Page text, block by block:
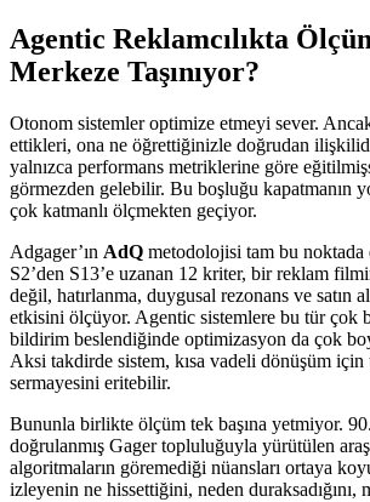
Agentic Reklamcılıkta
Merkeze Taşınıyor?
Otonom sistemler optimize etmeyi sever.
ettikleri, ona ne öğrettiğinizle doğrudan
yalnızca performans metriklerine göre
görmezden gelebilir. Bu boşluğu kapatmanın
çok katmanlı ölçmekten geçiyor.
Adgager’ın AdQ metodolojisi tam bu
S2’den S13’e uzanan 12 kriter, bir reklam
değil, hatırlanma, duygusal rezonans ve satın
etkisini ölçüyor. Agentic sistemlere bu tür çok
bildirim beslendiğinde optimizasyon da çok
Aksi takdirde sistem, kısa vadeli dönüşüm
sermayesini eritebilir.
Bununla birlikte ölçüm tek başına yetmiyor.
doğrulanmış Gager topluluğuyla yürütülen
algoritmaların göremediği nüansları ortaya
izleyenin ne hissettiğini, neden duraksadığını,